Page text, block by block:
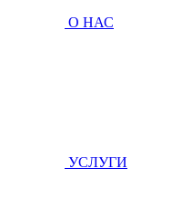
О НАС
УСЛУГИ